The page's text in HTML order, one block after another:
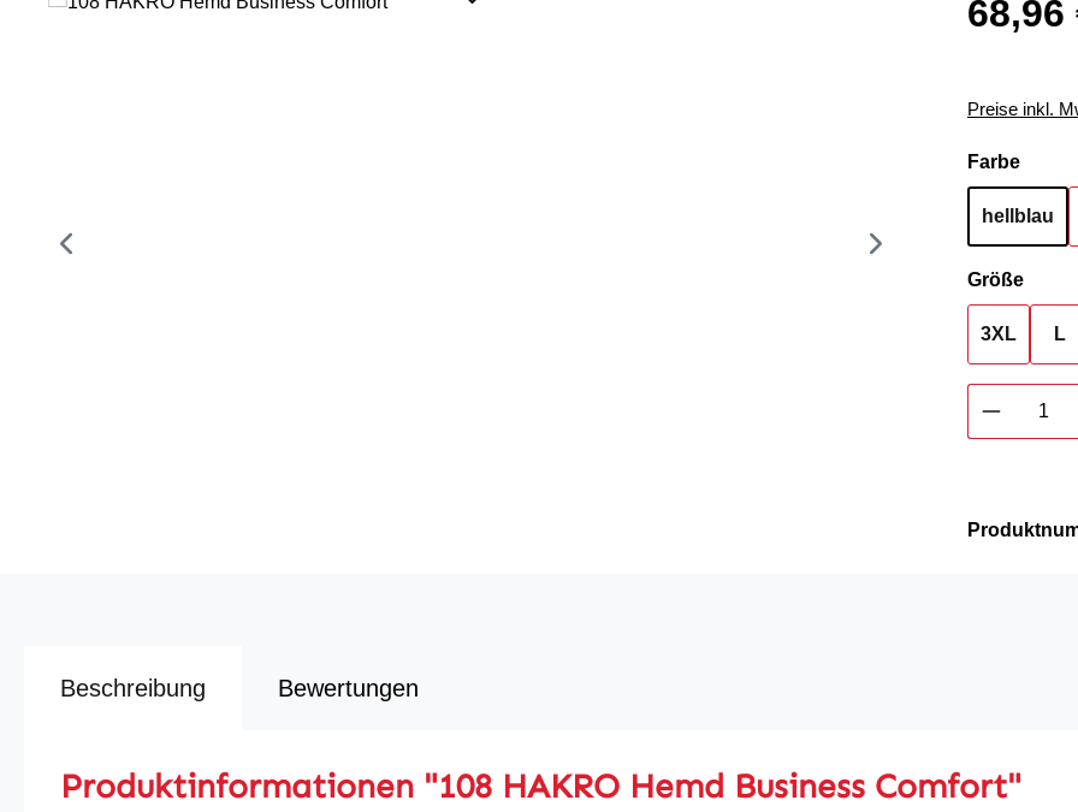
Regulärer
68,96
Preise inkl.
Farbe
hellblau
Größe
3XL L
Beschreibung Bewertungen
Produktinformationen "108 HAKRO Hemd Business Comfort"